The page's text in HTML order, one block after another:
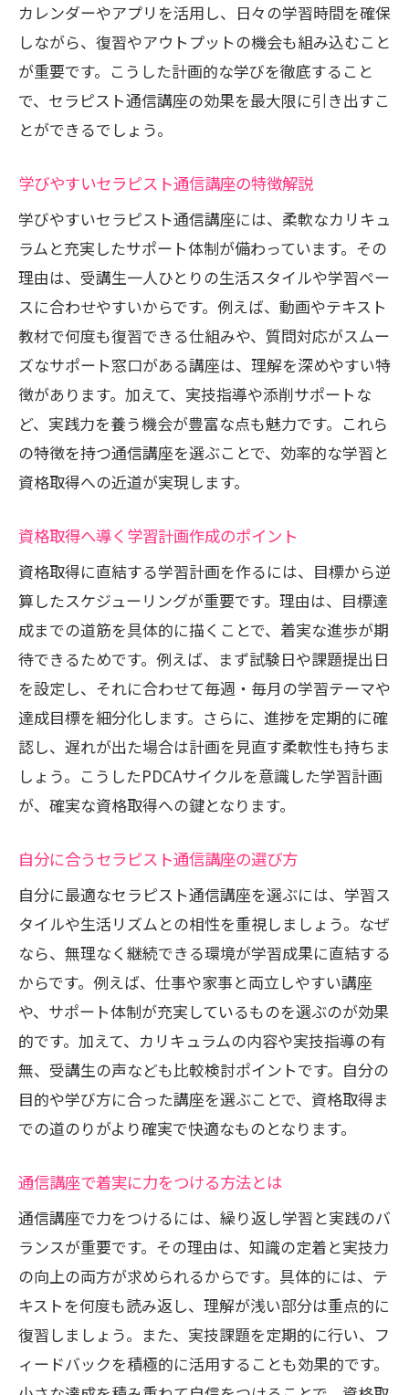
学習進捗を可視化してモチベーション維
持
通信講座で理論と実技を両立するコツ
セラピスト通信講座で理論と実技を学ぶ
極意
実技と理論のバランスを保つ学習計画
通信講座の教材を最大限活用する方法
オンラインサポートを実技習得に生かす
工夫
苦手分野克服のための学び直しポイント
学習計画を立てて夢を実現する第一歩
具体的な目標を定める学習計画の立て方
セラピスト通信講座で未来の自分を描く
方法
段階的に学びを進める計画のコツ
資格取得後を見据えた学習プラン設計
自宅で続けるセラピスト通信講座活用法
自宅学習でセラピスト通信講座を活かす
方法
隙間時間を有効活用する学習計画の工夫
快適な学習環境を整えるポイント
モチベーション維持のための習慣づくり
オンライン教材の効果的な使い方
仕事や家事と両立する学びの工夫を紹介
理術
忙しい日々でも学習を続ける秘訣
家事や仕事の合間にできるスキマ勉強法
家族の協力を得るための工夫とポイント
自分だけの学習リズムを見つける方法
カレンダーやアプリを活用し、日々の学習時間を確保
しながら、復習やアウトプットの機会も組み込むこと
が重要です。こうした計画的な学びを徹底すること
で、セラピスト通信講座の効果を最大限に引き出すこ
とができるでしょう。
学びやすいセラピスト通信講座の特徴解説
学びやすいセラピスト通信講座には、柔軟なカリキュ
ラムと充実したサポート体制が備わっています。その
理由は、受講生一人ひとりの生活スタイルや学習ペー
スに合わせやすいからです。例えば、動画やテキスト
教材で何度も復習できる仕組みや、質問対応がスムー
ズなサポート窓口がある講座は、理解を深めやすい特
徴があります。加えて、実技指導や添削サポートな
ど、実践力を養う機会が豊富な点も魅力です。これら
の特徴を持つ通信講座を選ぶことで、効率的な学習と
資格取得への近道が実現します。
資格取得へ導く学習計画作成のポイント
資格取得に直結する学習計画を作るには、目標から逆
算したスケジューリングが重要です。理由は、目標達
成までの道筋を具体的に描くことで、着実な進歩が期
待できるためです。例えば、まず試験日や課題提出日
を設定し、それに合わせて毎週・毎月の学習テーマや
達成目標を細分化します。さらに、進捗を定期的に確
認し、遅れが出た場合は計画を見直す柔軟性も持ちま
しょう。こうしたPDCAサイクルを意識した学習計画
が、確実な資格取得への鍵となります。
自分に合うセラピスト通信講座の選び方
自分に最適なセラピスト通信講座を選ぶには、学習ス
タイルや生活リズムとの相性を重視しましょう。なぜ
なら、無理なく継続できる環境が学習成果に直結する
からです。例えば、仕事や家事と両立しやすい講座
や、サポート体制が充実しているものを選ぶのが効果
的です。加えて、カリキュラムの内容や実技指導の有
無、受講生の声なども比較検討ポイントです。自分の
目的や学び方に合った講座を選ぶことで、資格取得ま
での道のりがより確実で快適なものとなります。
通信講座で着実に力をつける方法とは
通信講座で力をつけるには、繰り返し学習と実践のバ
ランスが重要です。その理由は、知識の定着と実技力
の向上の両方が求められるからです。具体的には、テ
キストを何度も読み返し、理解が浅い部分は重点的に
復習しましょう。また、実技課題を定期的に行い、フ
ィードバックを積極的に活用することも効果的です。